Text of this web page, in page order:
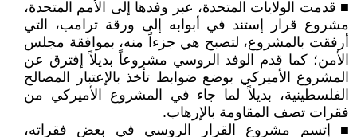
■ قدمت الولايات المتحدة، عبر وفدها إلى الأمم المتحدة،
مشروع قرار إستند في أبوابه إلى ورقة ترامب، التي
أرفقت بالمشروع، لتصبح هي جزءاً منه، بموافقة مجلس
الأمن؛ كما قدم الوفد الروسي مشروعاً بديلاً إفترق عن
المشروع الأميركي بوضع ضوابط تأخذ بالإعتبار المصالح
الفلسطينية، بديلاً لما جاء في المشروع الأميركي من
فقرات تصف المقاومة بالإرهاب.
■ إتسم مشروع القرار الروسي في بعض فقراته،